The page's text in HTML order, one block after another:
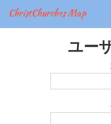
ChristChurches Map
ユー